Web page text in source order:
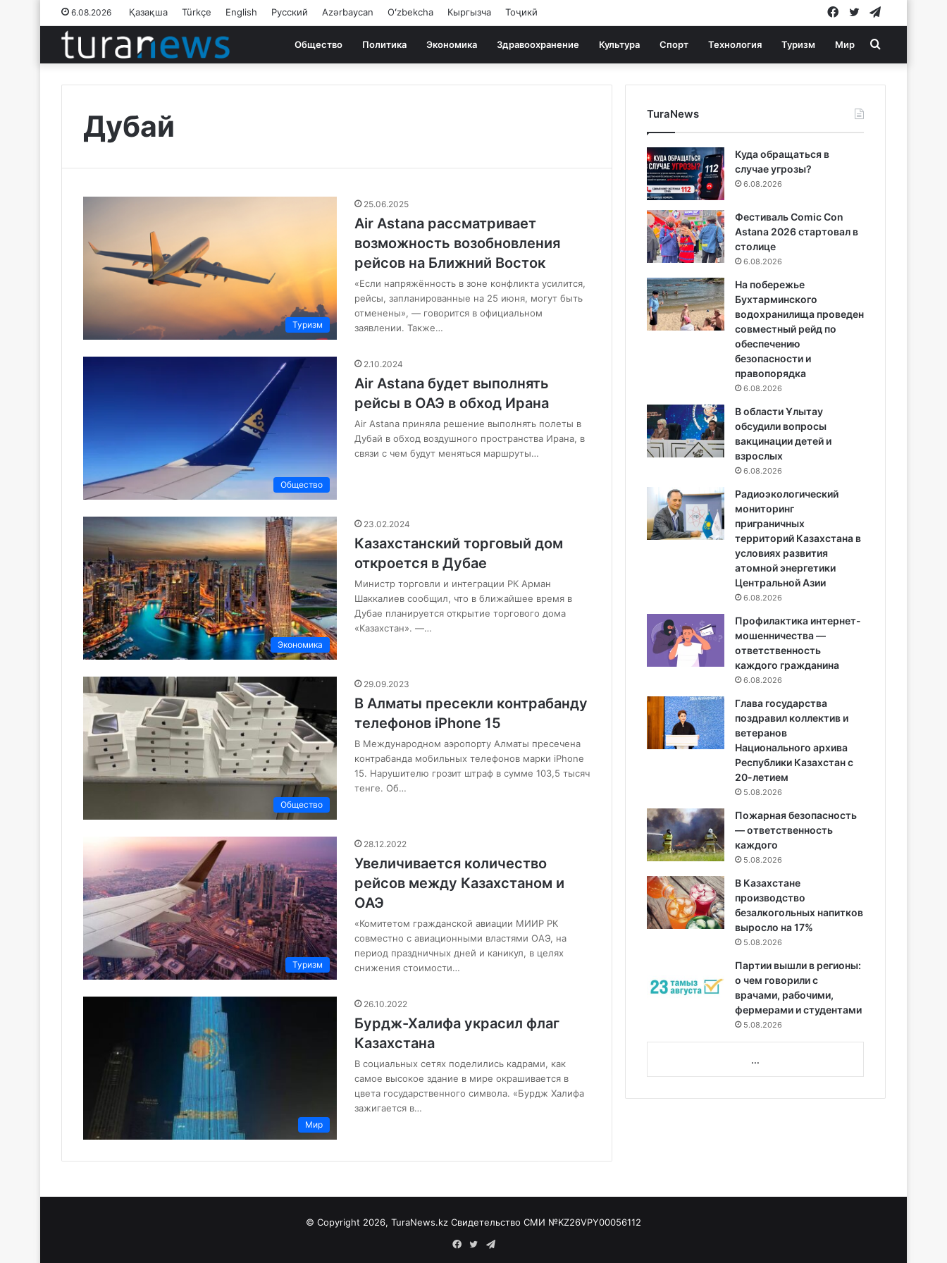
6.08.2026 Қазақша Türkçe English Русский Azərbaycan Oʻzbekcha Кыргызча Тоҷикӣ Twitter
Facebook
Общество Политика Экономика Здравоохранение Культура Спорт Технология Туризм Мир Search
for
Дубай
Туризм
25.06.2025
Air Astana рассматривает
возможность возобновления
рейсов на Ближний Восток
«Если напряжённость в зоне конфликта усилится,
рейсы, запланированные на 25 июня, могут быть
отменены», — говорится в официальном
заявлении. Также…
Общество
2.10.2024
Air Astana будет выполнять
рейсы в ОАЭ в обход Ирана
Air Astana приняла решение выполнять полеты в
Дубай в обход воздушного пространства Ирана, в
связи с чем будут меняться маршруты…
Экономика
23.02.2024
Казахстанский торговый дом
откроется в Дубае
Министр торговли и интеграции РК Арман
Шаккалиев сообщил, что в ближайшее время в
Дубае планируется открытие торгового дома
«Казахстан». —…
Общество
29.09.2023
В Алматы пресекли контрабанду
телефонов iPhone 15
В Международном аэропорту Алматы пресечена
контрабанда мобильных телефонов марки iPhone
15. Нарушителю грозит штраф в сумме 103,5 тысяч
тенге. Об…
Туризм
28.12.2022
Увеличивается количество
рейсов между Казахстаном и
ОАЭ
«Комитетом гражданской авиации МИИР РК
совместно с авиационными властями ОАЭ, на
период праздничных дней и каникул, в целях
снижения стоимости…
Мир
26.10.2022
Бурдж-Халифа украсил флаг
Казахстана
В социальных сетях поделились кадрами, как
самое высокое здание в мире окрашивается в
цвета государственного символа. «Бурдж Халифа
зажигается в…
TuraNews
Куда обращаться в
случае угрозы?
6.08.2026
Фестиваль Comic Con
Astana 2026 стартовал в
столице
6.08.2026
На побережье
Бухтарминского
водохранилища проведен
совместный рейд по
обеспечению
безопасности и
правопорядка
6.08.2026
В области Ұлытау
обсудили вопросы
вакцинации детей и
взрослых
6.08.2026
Радиоэкологический
мониторинг
приграничных
территорий Казахстана в
условиях развития
атомной энергетики
Центральной Азии
6.08.2026
Профилактика интернет-
мошенничества —
ответственность
каждого гражданина
6.08.2026
Глава государства
поздравил коллектив и
ветеранов
Национального архива
Республики Казахстан с
20-летием
5.08.2026
Пожарная безопасность
— ответственность
каждого
5.08.2026
В Казахстане
производство
безалкогольных напитков
выросло на 17%
5.08.2026
Партии вышли в регионы:
о чем говорили с
врачами, рабочими,
фермерами и студентами
5.08.2026
...
© Copyright 2026, TuraNews.kz Свидетельство СМИ №KZ26VPY00056112
Facebook
TwitterTelegram